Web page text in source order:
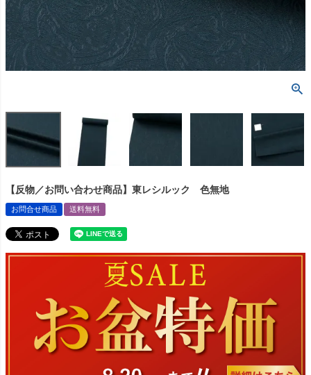
【反物／お問い合わせ商品】東レシルック 色無地
お問合せ商品 送料無料